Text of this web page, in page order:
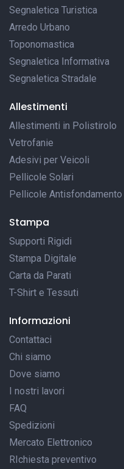
Segnaletica Turistica
Arredo Urbano
Toponomastica
Segnaletica Informativa
Segnaletica Stradale
Allestimenti
Allestimenti in Polistirolo
Vetrofanie
Adesivi per Veicoli
Pellicole Solari
Pellicole Antisfondamento
Stampa
Supporti Rigidi
Stampa Digitale
Carta da Parati
T-Shirt e Tessuti
Informazioni
Contattaci
Chi siamo
Dove siamo
I nostri lavori
FAQ
Spedizioni
Mercato Elettronico
RIchiesta preventivo